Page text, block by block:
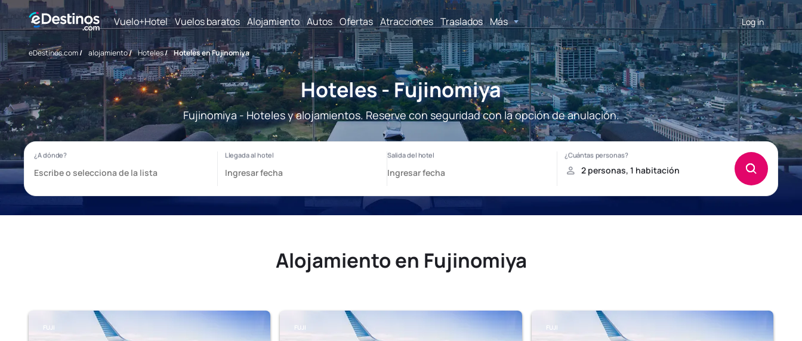
Vuelo+Hotel Vuelos baratos Alojamiento Autos Ofertas Atracciones Traslados Más Log in
eDestinos.com/ alojamiento/ Hoteles/ Hoteles en Fujinomiya
Hoteles - Fujinomiya
Fujinomiya - Hoteles y alojamientos. Reserve con seguridad con la opción de anulación.
Alojamiento en Fujinomiya
FUJI FUJI FUJI